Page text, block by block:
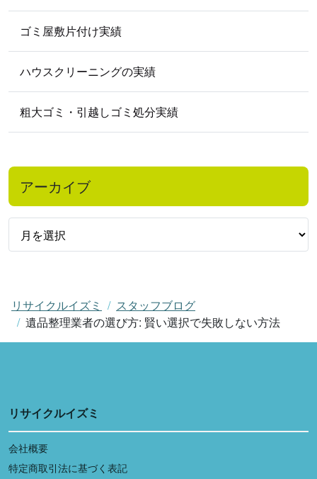
リサイクルイズミ
スタッフブログ
遺品整理業者の選び方: 賢い選択で失敗しない方法
ゴミ屋敷片付け実績
ハウスクリーニングの実績
粗大ゴミ・引越しゴミ処分実績
アーカイブ
リサイクルイズミ
会社概要
特定商取引法に基づく表記